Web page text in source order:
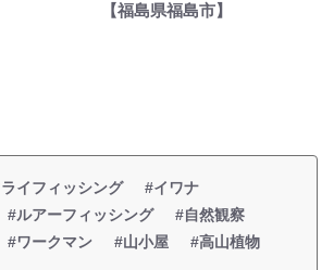
【福島県福島市】
イフィッシング
#イワナ
#ルアーフィッシング
#自然観察
#ワークマン #山小屋 #高山植物